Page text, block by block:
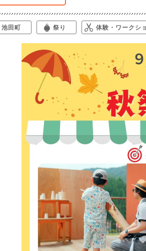
池田町 祭り 体験・ワークシ